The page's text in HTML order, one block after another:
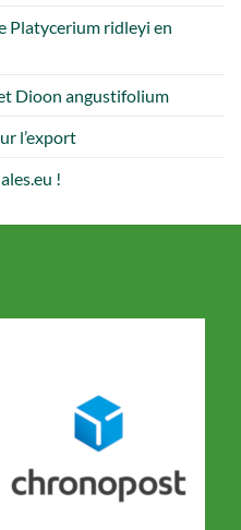
Platycerium ridleyi en
Dioon angustifolium
l’export
!